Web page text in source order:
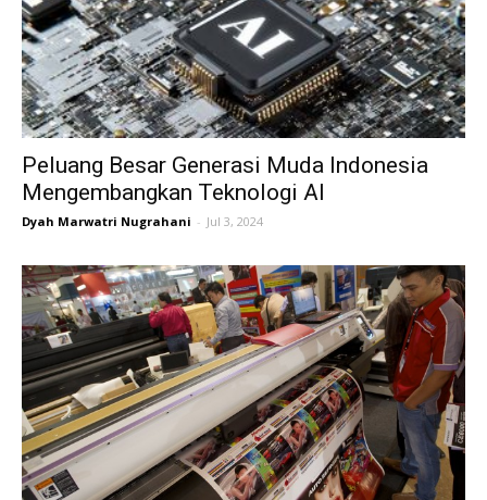
Peluang Besar Generasi Muda Indonesia
Mengembangkan Teknologi AI
Dyah Marwatri Nugrahani - Jul 3, 2024